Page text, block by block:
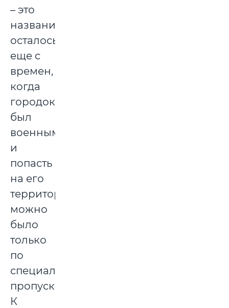
– это
название
осталось
еще с
времен,
когда
городок
был
военным
и
попасть
на его
территорию
можно
было
только
по
специальным
пропускам.
К